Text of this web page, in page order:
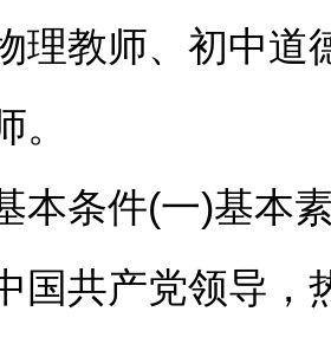
理教师、初中道
。
本条件(一)基本
共产党领导，